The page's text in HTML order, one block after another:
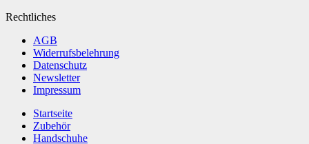
Rechtliches
AGB
Widerrufsbelehrung
Datenschutz
Newsletter
Impressum
Startseite
Zubehör
Handschuhe